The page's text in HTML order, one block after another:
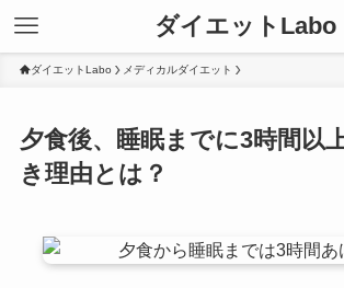
ダイエットLabo
ダイエットLabo メディカルダイエット
夕食後、睡眠までに3時間以
き理由とは？